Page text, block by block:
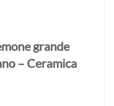
grande
di Seminara